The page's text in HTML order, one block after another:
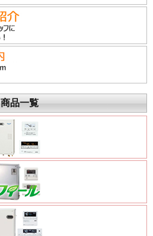
商品一覧